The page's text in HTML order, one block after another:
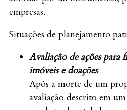
empresas.
Situações de planejamento
Avaliação de ações para
imóveis e doações
Após a morte de um
avaliação descrito em